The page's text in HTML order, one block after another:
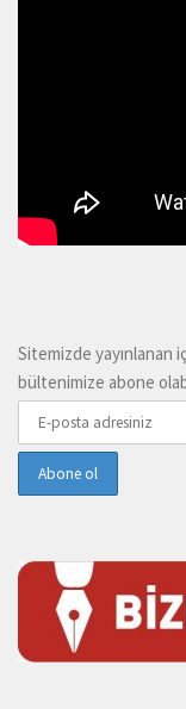
Sitemizde yayınlanan
bültenimize abone